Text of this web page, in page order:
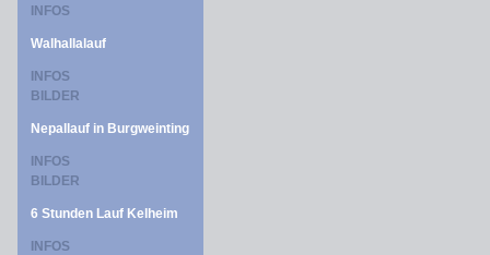
INFOS
Walhallalauf
INFOS
BILDER
Nepallauf in Burgweinting
INFOS
BILDER
6 Stunden Lauf Kelheim
INFOS